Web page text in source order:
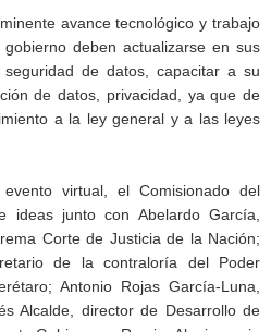
avance tecnológico y trabajo
deben actualizarse en sus
de datos, capacitar a su
de datos, privacidad, ya que de
a la ley general y a las leyes
virtual, el Comisionado del
ideas junto con Abelardo García,
Corte de Justicia de la Nación;
de la contraloría del Poder
Antonio Rojas García-Luna,
Alcalde, director de Desarrollo de